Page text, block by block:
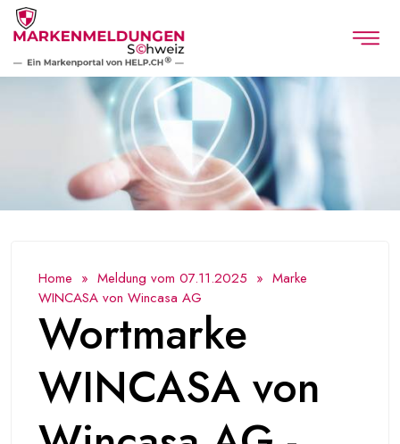
Home » Meldung vom 07.11.2025 » Marke
WINCASA von Wincasa AG
Wortmarke
WINCASA von